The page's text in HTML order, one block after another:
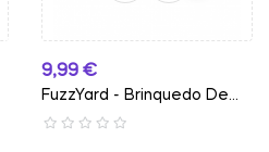
Preço
9,99 €
FuzzYard - Brinquedo De...